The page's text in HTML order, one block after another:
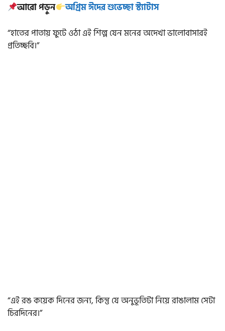
আরো পড়ুন
অগ্রিম ঈদের শুভেচ্ছা স্ট্যাটাস
“হাতের পাতায় ফুটে ওঠা এই শিল্প যেন মনের অদেখা ভালোবাসারই
প্রতিচ্ছবি।”
“এই রঙ কয়েক দিনের জন্য, কিন্তু যে অনুভূতিটা নিয়ে রাঙালাম সেটা
চিরদিনের।”